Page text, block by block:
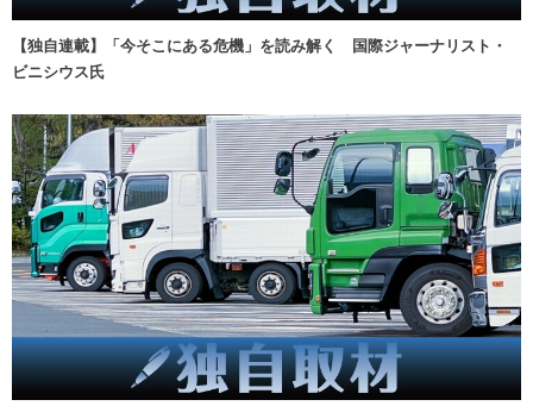
【独自連載】「今そこにある危機」を読み解く 国際ジャーナリスト・
ビニシウス氏